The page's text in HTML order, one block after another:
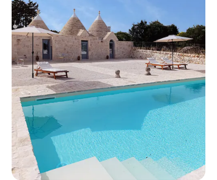
况（如需了解详情，请参阅「其他需要考
虑的事项」一节）。 Trullo Saraceno
Apulia是一处独家房源，设有私人游泳
池，位于风景优美的山坡上，距离奥斯图
尼（ Ostuni ）仅2公里，距离美丽的普利
亚海滩仅10公里。 它有2/3间双人卧室、4
间浴室（其中一个带蒸汽房、漩涡浴缸和
情绪淋浴）、2个起居区（有2张沙发床，
可供4人使用）、2间厨房、2个壁炉。 整
栋建筑最多可供8人舒适住。 特鲁洛阿普
利亚酒店（ Trullo Apulia ）将无可挑剔的
地中海风格与现代舒适性融为一体，营造
出独特的氛围和原始住宿体验，以放松、
隐私和自然福祉为基础。 该结构由2个单元
（ 3个锥体+拉米亚）组成，完全独立，但
彼此沟通，由一扇可上锁的门隔开。 每个
单元包括一间带壁炉的餐厅、卫星电视和
一张双人沙发床、全功能厨房（冰箱、电
烤箱、洗碗机、洗衣机、小家电）和一间